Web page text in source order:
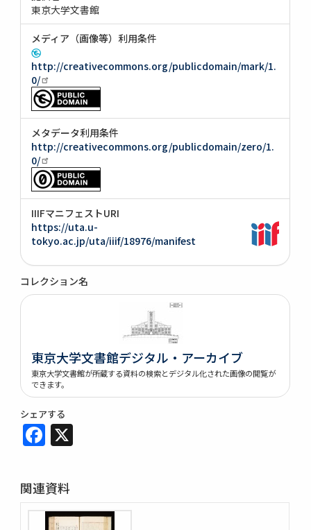
東京大学文書館
メディア（画像等）利用条件
http://creativecommons.org/publicdomain/mark/1.
0/
メタデータ利用条件
http://creativecommons.org/publicdomain/zero/1.
0/
IIIFマニフェストURI
https://uta.u-
tokyo.ac.jp/uta/iiif/18976/manifest
コレクション名
東京大学文書館デジタル・アーカイブ
東京大学文書館が所蔵する資料の検索とデジタル化された画像の閲覧が
できます。
シェアする
Facebook
関連資料